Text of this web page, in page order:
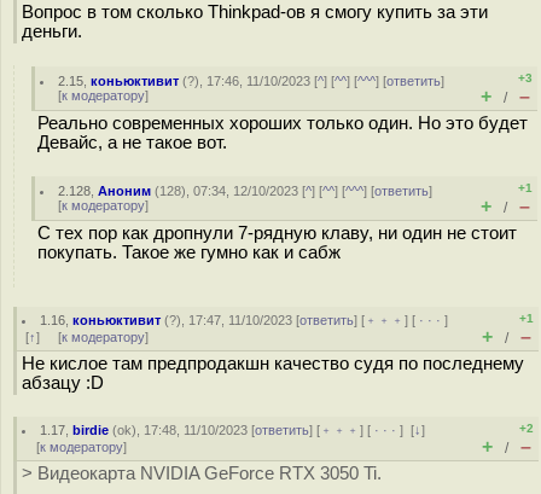
Вопрос в том сколько Thinkpad-ов я смогу купить за эти
деньги.
2.15 ,коньюктивит (?), 17:46, 11/10/2023 [^] [^^] [^^^] [ответить]
[к модератору]
+3
+ / –
Реально современных хороших только один. Но это будет
Девайс, а не такое вот.
2.128 ,Аноним (128), 07:34, 12/10/2023 [^] [^^] [^^^] [ответить]
[к модератору]
+1
+ / –
С тех пор как дропнули 7-рядную клаву, ни один не стоит
покупать. Такое же гумно как и сабж
1.16 ,коньюктивит (?), 17:47, 11/10/2023 [ответить] [ ﹢﹢﹢] [ · · ·]
[↑] [к модератору]
+1
+ / –
Не кислое там предпродакшн качество судя по последнему
абзацу :D
1.17 ,birdie (ok), 17:48, 11/10/2023 [ответить] [ ﹢﹢﹢] [ · · ·][↓]
[к модератору]
+2
+ / –
> Видеокарта NVIDIA GeForce RTX 3050 Ti.